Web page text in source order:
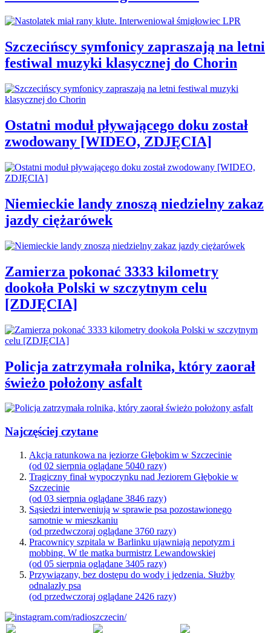
Szczecińscy symfonicy zapraszają na letni
festiwal muzyki klasycznej do Chorin
Ostatni moduł pływającego doku został
zwodowany [WIDEO, ZDJĘCIA]
Niemieckie landy znoszą niedzielny zakaz
jazdy ciężarówek
Zamierza pokonać 3333 kilometry
dookoła Polski w szczytnym celu
[ZDJĘCIA]
Policja zatrzymała rolnika, który zaorał
świeżo położony asfalt
Najczęściej czytane
Akcja ratunkowa na jeziorze Głębokim w Szczecinie
(od 02 sierpnia oglądane 5040 razy)
Tragiczny finał wypoczynku nad Jeziorem Głębokie w
Szczecinie
(od 03 sierpnia oglądane 3846 razy)
Sąsiedzi interweniują w sprawie psa pozostawionego
samotnie w mieszkaniu
(od przedwczoraj oglądane 3760 razy)
Pracownicy szpitala w Barlinku ujawniają nepotyzm i
mobbing. W tle matka burmistrz Lewandowskiej
(od 05 sierpnia oglądane 3405 razy)
Przywiązany, bez dostępu do wody i jedzenia. Służby
odnalazły psa
(od przedwczoraj oglądane 2426 razy)